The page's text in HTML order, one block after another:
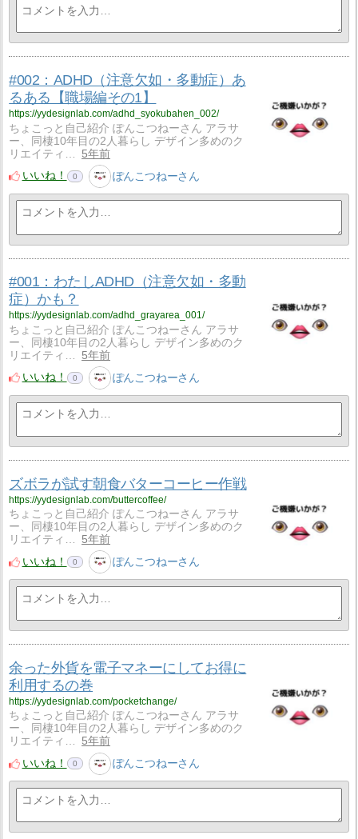
#002：ADHD（注意欠如・多動症）あ
るある【職場編その1】
https://yydesignlab.com/adhd_syokubahen_002/
ちょこっと自己紹介 ぽんこつねーさん アラサ
ー、同棲10年目の2人暮らし デザイン多めのク
リエイティ…
5年前
いいね！
0 ぽんこつねーさん
#001：わたしADHD（注意欠如・多動
症）かも？
https://yydesignlab.com/adhd_grayarea_001/
ちょこっと自己紹介 ぽんこつねーさん アラサ
ー、同棲10年目の2人暮らし デザイン多めのク
リエイティ…
5年前
いいね！
0 ぽんこつねーさん
ズボラが試す朝食バターコーヒー作戦
https://yydesignlab.com/buttercoffee/
ちょこっと自己紹介 ぽんこつねーさん アラサ
ー、同棲10年目の2人暮らし デザイン多めのク
リエイティ…
5年前
いいね！
0 ぽんこつねーさん
余った外貨を電子マネーにしてお得に
利用するの巻
https://yydesignlab.com/pocketchange/
ちょこっと自己紹介 ぽんこつねーさん アラサ
ー、同棲10年目の2人暮らし デザイン多めのク
リエイティ…
5年前
いいね！
0 ぽんこつねーさん